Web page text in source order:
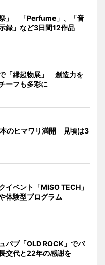
」 「Perfume」、「音
録」など3日間12作品
「縁起物展」 創造力を
ーフも多彩に
のヒマワリ満開 見頃は3
イベント「MISO TECH」
体験型プログラム
パブ「OLD ROCK」でバ
交代と22年の感謝を